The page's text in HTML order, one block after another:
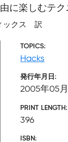
に楽しむテク
ックス 訳
TOPICS
Hacks
発行年月日
2005年05
PRINT LENGTH
396
ISBN